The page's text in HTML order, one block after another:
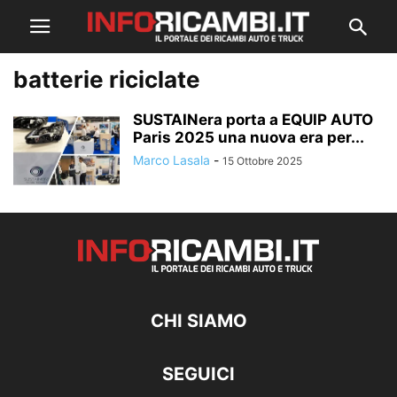
batterie riciclate
SUSTAINera porta a EQUIP AUTO
Paris 2025 una nuova era per...
Marco Lasala - 15 Ottobre 2025
CHI SIAMO
SEGUICI